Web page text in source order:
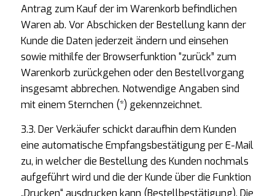
Antrag zum Kauf der im Warenkorb befindlichen
Waren ab. Vor Abschicken der Bestellung kann der
Kunde die Daten jederzeit ändern und einsehen
sowie mithilfe der Browserfunktion “zurück” zum
Warenkorb zurückgehen oder den Bestellvorgang
insgesamt abbrechen. Notwendige Angaben sind
mit einem Sternchen (*) gekennzeichnet.
3.3. Der Verkäufer schickt daraufhin dem Kunden
eine automatische Empfangsbestätigung per E-Mail
zu, in welcher die Bestellung des Kunden nochmals
aufgeführt wird und die der Kunde über die Funktion
„Drucken“ ausdrucken kann (Bestellbestätigung). Die